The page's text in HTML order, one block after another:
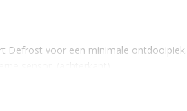
Defrost voor een minimale ontdooipiek.
noodprogramma.